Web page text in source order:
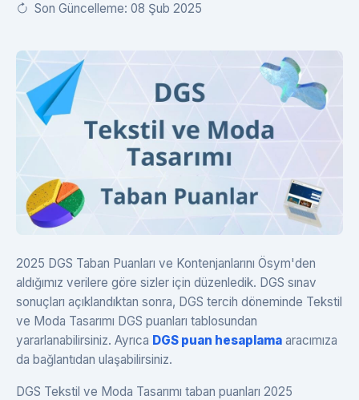
Son Güncelleme: 08 Şub 2025
2025 DGS Taban Puanları ve Kontenjanlarını Ösym'den
aldığımız verilere göre sizler için düzenledik. DGS sınav
sonuçları açıklandıktan sonra, DGS tercih döneminde Tekstil
ve Moda Tasarımı DGS puanları tablosundan
yararlanabilirsiniz. Ayrıca DGS puan hesaplama aracımıza
da bağlantıdan ulaşabilirsiniz.
DGS Tekstil ve Moda Tasarımı taban puanları 2025